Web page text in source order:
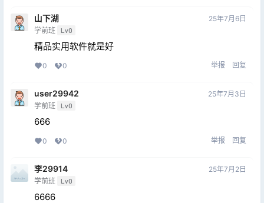
山下湖
学前班 Lv0
25年7月6日
精品实用软件就是好
0 0 举报 回复
user29942
学前班 Lv0
25年7月3日
666
0 0 举报 回复
李29914
学前班 Lv0
25年7月2日
6666